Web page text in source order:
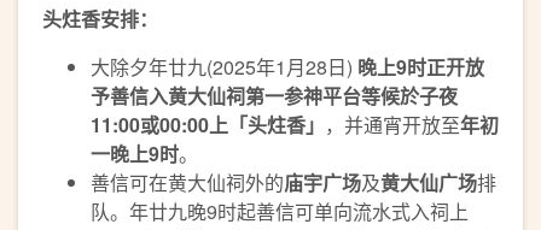
头炷香安排：
大除夕年廿九(2025年1月28日) 晚上9时正开放
予善信入黄大仙祠第一参神平台等候於子夜
11:00或00:00上「头炷香」 ，并通宵开放至年初
一晚上9时。
善信可在黄大仙祠外的庙宇广场及黄大仙广场排
队。年廿九晚9时起善信可单向流水式入祠上